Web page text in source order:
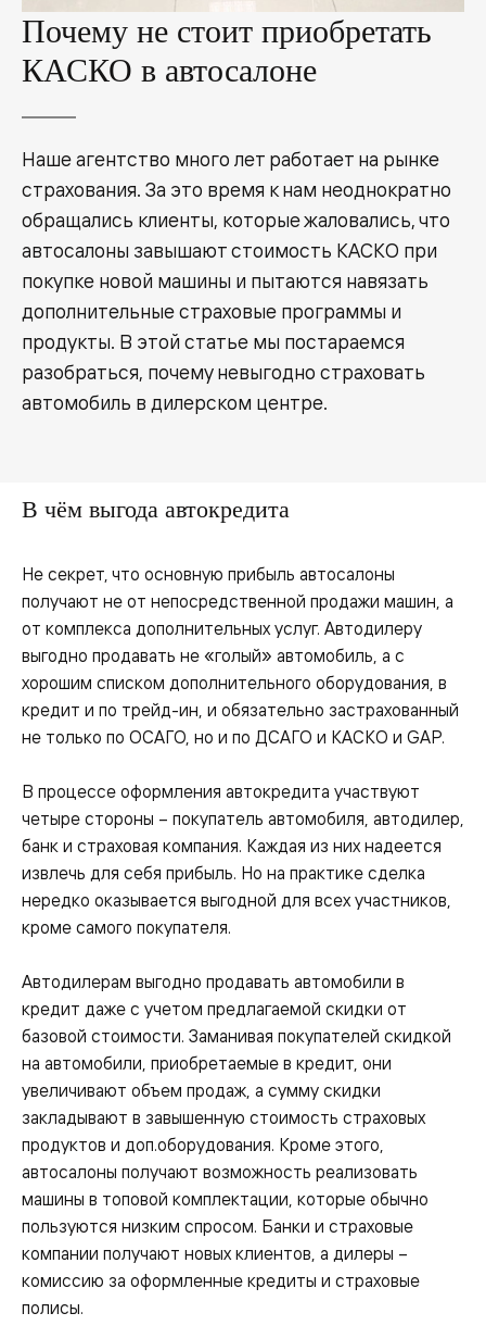
Почему не стоит приобретать
КАСКО в автосалоне
Наше агентство много лет работает на рынке
страхования. За это время к нам неоднократно
обращались клиенты, которые жаловались, что
автосалоны завышают стоимость КАСКО при
покупке новой машины и пытаются навязать
дополнительные страховые программы и
продукты. В этой статье мы постараемся
разобраться, почему невыгодно страховать
автомобиль в дилерском центре.
В чём выгода автокредита
Не секрет, что основную прибыль автосалоны
получают не от непосредственной продажи машин, а
от комплекса дополнительных услуг. Автодилеру
выгодно продавать не «голый» автомобиль, а с
хорошим списком дополнительного оборудования, в
кредит и по трейд-ин, и обязательно застрахованный
не только по ОСАГО, но и по ДСАГО и КАСКО и GAP.
В процессе оформления автокредита участвуют
четыре стороны – покупатель автомобиля, автодилер,
банк и страховая компания. Каждая из них надеется
извлечь для себя прибыль. Но на практике сделка
нередко оказывается выгодной для всех участников,
кроме самого покупателя.
Автодилерам выгодно продавать автомобили в
кредит даже с учетом предлагаемой скидки от
базовой стоимости. Заманивая покупателей скидкой
на автомобили, приобретаемые в кредит, они
увеличивают объем продаж, а сумму скидки
закладывают в завышенную стоимость страховых
продуктов и доп.оборудования. Кроме этого,
автосалоны получают возможность реализовать
машины в топовой комплектации, которые обычно
пользуются низким спросом. Банки и страховые
компании получают новых клиентов, а дилеры –
комиссию за оформленные кредиты и страховые
полисы.